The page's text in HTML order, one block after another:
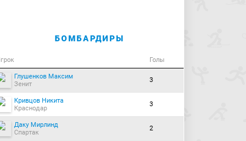
БОМБАРДИРЫ
Голы
Глушенков Максим
Зенит
3
Кривцов Никита
Краснодар
3
Даку Мирлинд
Спартак
2